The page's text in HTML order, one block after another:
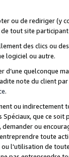
ou de rediriger
tout site
des clics ou
logiciel ou autre.
d’une quelconque
note du client
.
ou
Spéciaux, que ce
ou
toute
l'utilisation de